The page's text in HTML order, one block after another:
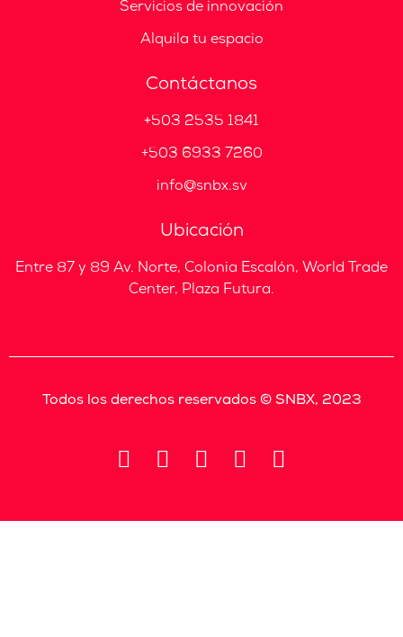
Servicios de innovación
Alquila tu espacio
Contáctanos
+503 2535 1841
+503 6933 7260
info@snbx.sv
Ubicación
Entre 87 y 89 Av. Norte, Colonia Escalón, World Trade
Center, Plaza Futura.
Todos los derechos reservados © SNBX, 2023